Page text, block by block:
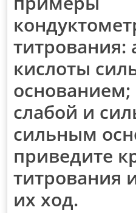
титрования:
кислоты
основанием;
слабой и
сильным
приведите
титрования
их ход.